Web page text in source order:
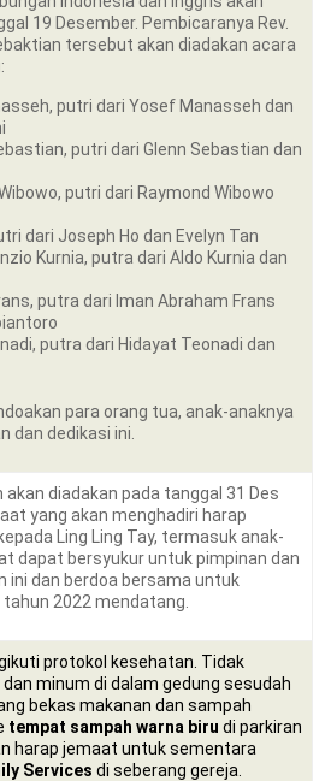
19 Desember. Pembicaranya Rev.
tersebut akan diadakan acara
putri dari Yosef Manasseh dan
putri dari Glenn Sebastian dan
putri dari Raymond Wibowo
dari Joseph Ho dan Evelyn Tan
Kurnia, putra dari Aldo Kurnia dan
putra dari Iman Abraham Frans
putra dari Hidayat Teonadi dan
para orang tua, anak-anaknya
dan dedikasi ini.
diadakan pada tanggal 31 Des
yang akan menghadiri harap
Ling Ling Tay, termasuk anak-
dapat bersyukur untuk pimpinan dan
ini dan berdoa bersama untuk
2022 mendatang.
protokol kesehatan. Tidak
minum di dalam gedung sesudah
bekas makanan dan sampah
tempat sampah warna biru di parkiran
harap jemaat untuk sementara
Services di seberang gereja.